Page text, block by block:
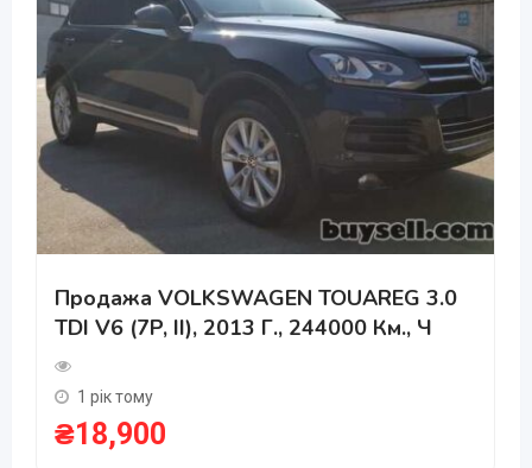
Продажа VOLKSWAGEN TOUAREG 3.0
TDI V6 (7P, II), 2013 Г., 244000 Км., Ч
1 рік тому
₴18,900